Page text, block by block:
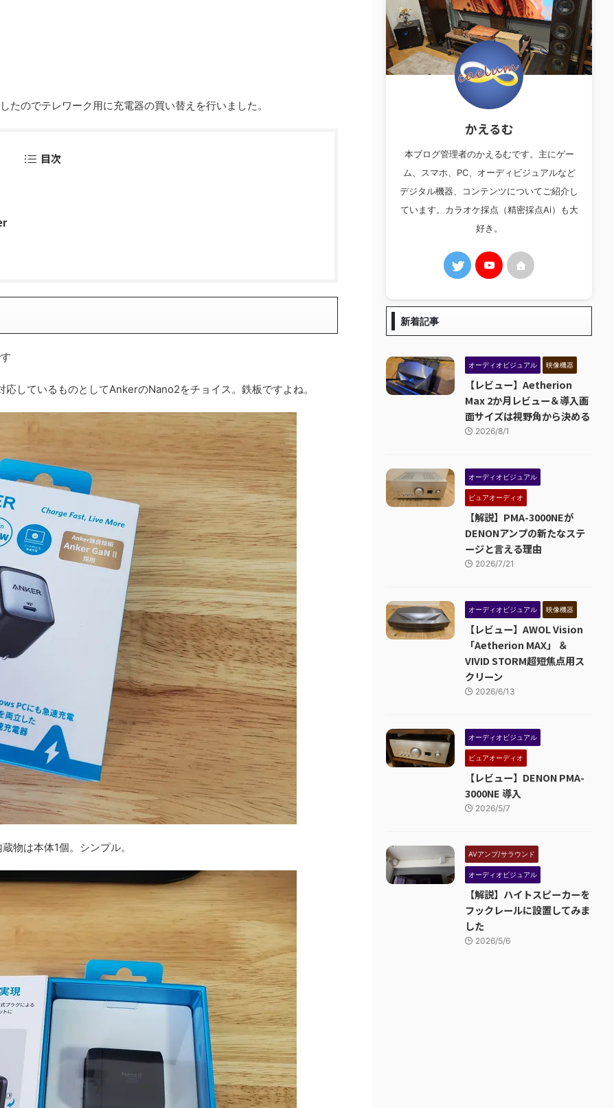
のでテレワーク用に充電器の買い替えを行いました。
目次
しているものとしてAnkerのNano2をチョイス。鉄板ですよね。
物は本体1個。シンプル。
かえるむ
本ブログ管理者のかえるむです。主にゲー
ム、スマホ、PC、オーディビジュアルなど
デジタル機器、コンテンツについてご紹介し
ています。カラオケ採点（精密採点Ai）も大
好き。
新着記事
オーディオビジュアル 映像機器
【レビュー】Aetherion
Max 2か月レビュー＆導入画
面サイズは視野角から決める
2026/8/1
オーディオビジュアル
ピュアオーディオ
【解説】PMA-3000NEが
DENONアンプの新たなステ
ージと言える理由
2026/7/21
オーディオビジュアル 映像機器
【レビュー】AWOL Vision
「Aetherion MAX」 ＆
VIVID STORM超短焦点用ス
クリーン
2026/6/13
オーディオビジュアル
ピュアオーディオ
【レビュー】DENON PMA-
3000NE 導入
2026/5/7
AVアンプ/サラウンド
オーディオビジュアル
【解説】ハイトスピーカーを
フックレールに設置してみま
した
2026/5/6